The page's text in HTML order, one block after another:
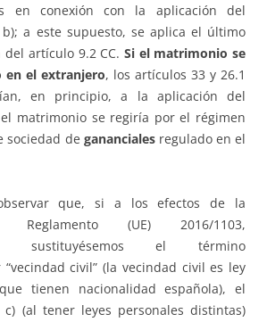
en conexión con la aplicación del
a este supuesto, se aplica el último
artículo 9.2 CC. Si el matrimonio se
en el extranjero, los artículos 33 y 26.1
en principio, a la aplicación del
matrimonio se regiría por el régimen
sociedad de ganancialesregulado en el
que, si a los efectos de la
(UE) 2016/1103,
sustituyésemos el término
“vecindad civil” (la vecindad civil es ley
tienen nacionalidad española), el
(al tener leyes personales distintas)